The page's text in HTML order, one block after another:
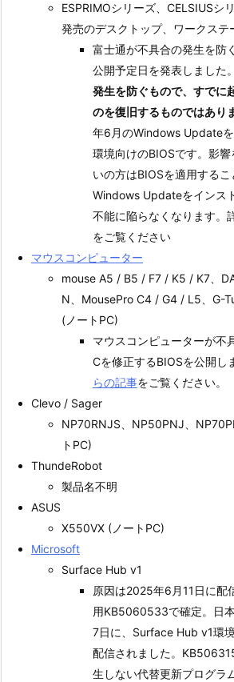
ESPRIMOシリーズ、CELSIUSシ
発売のデスクトップ、ワークステ
富士通が不具合の発生を防
公開予定日を発表しました。
発生を防ぐもので、すでに
のを復旧するものではあり
年6月のWindows Update
環境向けのBIOSです。影
いの方はBIOSを適用する
Windows Updateをインス
不能に陥らなくなります。
をご覧ください
マウスコンピューター
mouse A5 / B5 / F7 / K5 / K7、
N、MousePro C4 / G4 / L5、G-
(ノートPC)
マウスコンピューターが不
Cを修正するBIOSを公開し
らの記事をご覧ください。
Clevo / Sager
NP70RNJS、NP50PNJ、
トPC)
ThundeRobot
製品名不明
ASUS
X550VX (ノートPC)
Microsoft
Surface Hub v1
原因は2025年6月11日に配
用KB5060533で確定。日
7日に、Surface Hub v1環
配信されました。
生しない代替更新プログラ